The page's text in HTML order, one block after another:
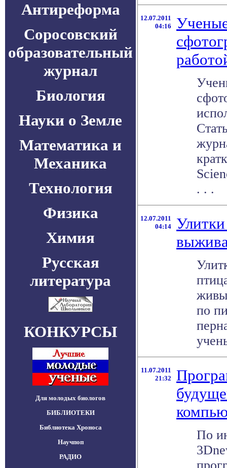
Антиреформа
Соросовский
образовательный
журнал
Биология
Науки о Земле
Математика и
Механика
Технология
Физика
Химия
Русская
литература
КОНКУРСЫ
Для молодых биологов
БИБЛИОТЕКИ
Библиотека Хроноса
Научпоп
РАДИО
12.07.2011
04:16
. . .
12.07.2011
04:14
по
11.07.2011
21:32
По